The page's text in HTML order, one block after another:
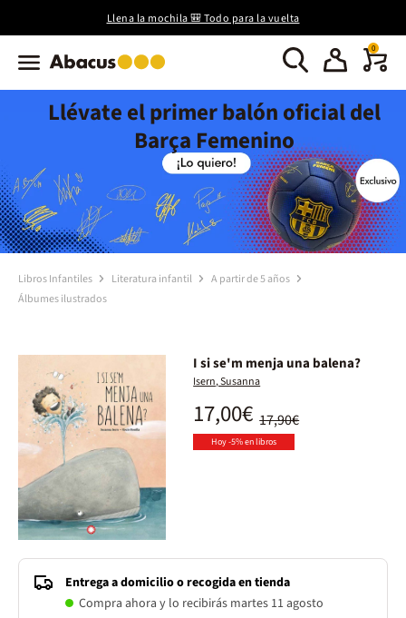
Llena la mochila 🎒 Todo para la vuelta
0
Llévate el primer balón oficial del
Barça Femenino
Libros Infantiles Literatura infantil
A partir de 5 años
Álbumes ilustrados
I si se'm menja una balena?
Isern, Susanna
17,90€
17,00€
Hoy -5% en libros
Entrega a domicilio o recogida en tienda
Compra ahora y lo recibirás martes 11 agosto